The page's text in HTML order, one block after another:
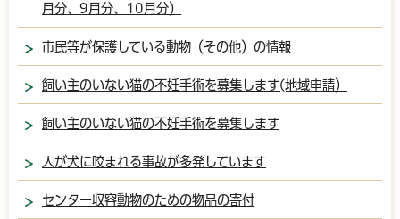
月分、9月分、10月分）
市民等が保護している動物（その他）の情報
飼い主のいない猫の不妊手術を募集します(地域申請）
飼い主のいない猫の不妊手術を募集します
人が犬に咬まれる事故が多発しています
センター収容動物のための物品の寄付